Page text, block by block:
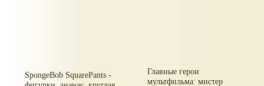
SpongeBob SquarePants -
Главные герои
мультфильма: мистер